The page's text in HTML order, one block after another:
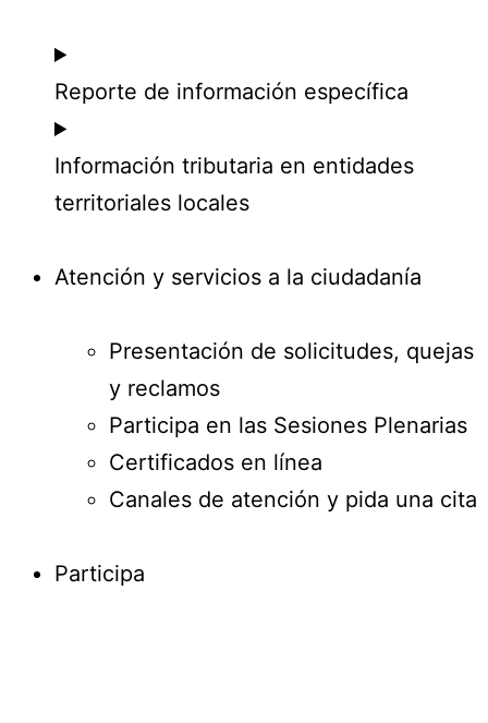
Reporte de información específica
Información tributaria en entidades
territoriales locales
Atención y servicios a la ciudadanía
Presentación de solicitudes, quejas
y reclamos
Participa en las Sesiones Plenarias
Certificados en línea
Canales de atención y pida una cita
Participa